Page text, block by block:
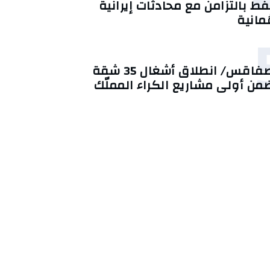
بالتزامن مع محادثات إيرانية
صفاقس/ انطلاق أشغال 35 شقة
أولى مشاريع الكراء المملّك